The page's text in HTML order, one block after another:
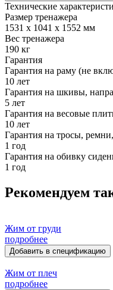
Технические
Размер тренажера
1531 x 1041 x 1552 мм
Вес тренажера
190 кг
Гарантия
Гарантия на раму (не
10 лет
Гарантия на шкивы,
5 лет
Гарантия на весовые
10 лет
Гарантия на тросы,
1 год
Гарантия на обивку
1 год
Рекомендуем
Жим от груди
подробнее
Добавить в спецификацию
Жим от плеч
подробнее